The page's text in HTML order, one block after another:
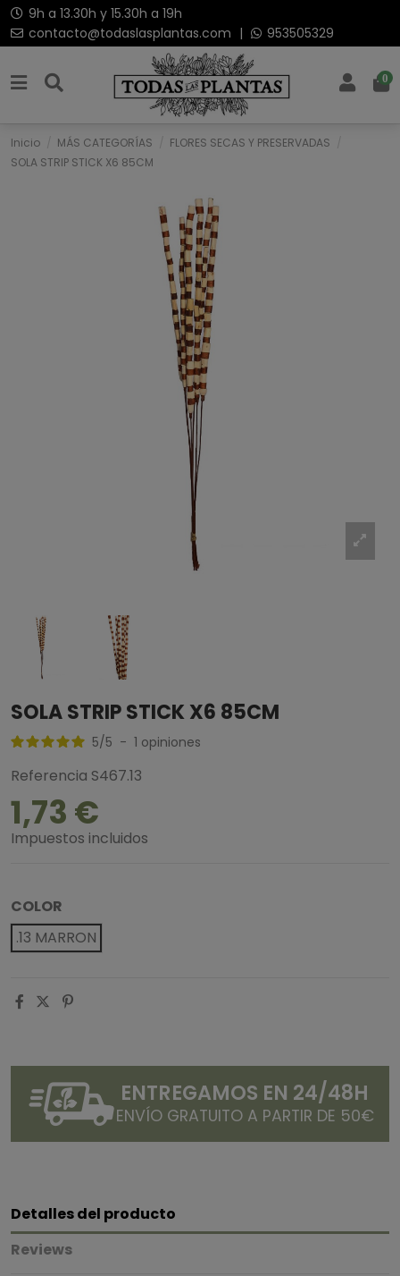
9h a 13.30h y 15.30h a 19h
contacto@todaslasplantas.com | 953505329
0
Inicio MÁS CATEGORÍAS
FLORES SECAS Y PRESERVADAS
SOLA STRIP STICK X6 85CM
SOLA STRIP STICK X6 85CM
5/5 - 1 opiniones
Referencia S467.13
1,73 €
Impuestos incluidos
COLOR
.13 MARRON
ENTREGAMOS EN 24/48H
ENVÍO GRATUITO A PARTIR DE 50€
Detalles del producto
Reviews